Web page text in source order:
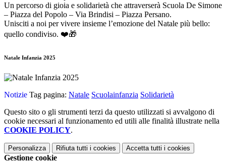
Un percorso di gioia e solidarietà che attraverserà Scuola De Simone
– Piazza del Popolo – Via Brindisi – Piazza Persano.
Unisciti a noi per vivere insieme l’emozione del Natale più bello:
quello condiviso. ❤️🎁
Natale Infanzia 2025
Notizie Tag pagina: Natale Scuolainfanzia Solidarietà
Questo sito o gli strumenti terzi da questo utilizzati si avvalgono di
cookie necessari al funzionamento ed utili alle finalità illustrate nella
COOKIE POLICY.
Personalizza Rifiuta tutti i cookies Accetta tutti i cookies
Gestione cookie